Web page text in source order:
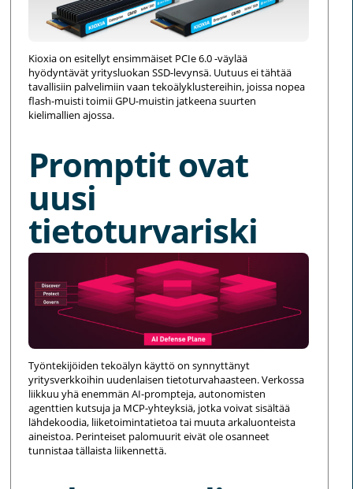
Kioxia on esitellyt ensimmäiset PCIe 6.0 -väylää
hyödyntävät yritysluokan SSD-levynsä. Uutuus ei tähtää
tavallisiin palvelimiin vaan tekoälyklustereihin, joissa nopea
flash-muisti toimii GPU-muistin jatkeena suurten
kielimallien ajossa.
Promptit ovat
uusi
tietoturvariski
Työntekijöiden tekoälyn käyttö on synnyttänyt
yritysverkkoihin uudenlaisen tietoturvahaasteen. Verkossa
liikkuu yhä enemmän AI-prompteja, autonomisten
agenttien kutsuja ja MCP-yhteyksiä, jotka voivat sisältää
lähdekoodia, liiketoimintatietoa tai muuta arkaluonteista
aineistoa. Perinteiset palomuurit eivät ole osanneet
tunnistaa tällaista liikennettä.